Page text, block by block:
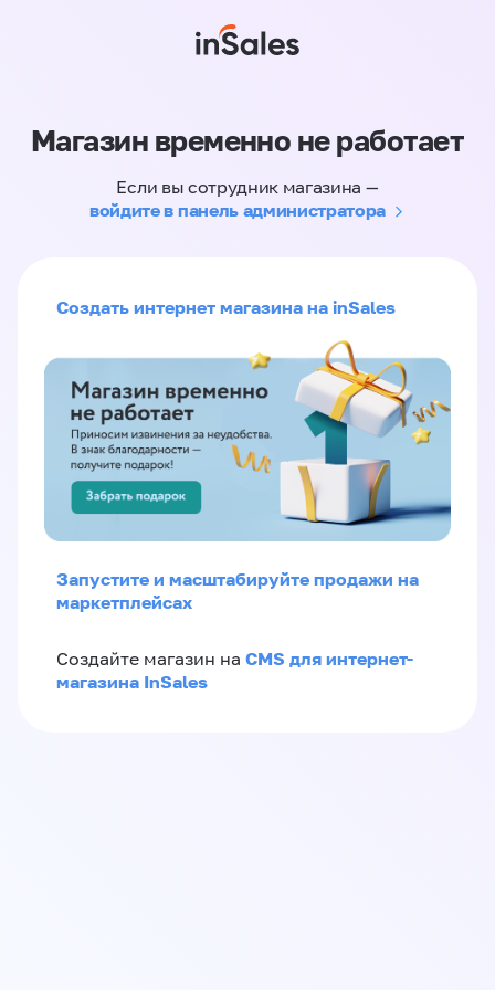
Магазин временно не работает
Если вы сотрудник магазина —
войдите в панель администратора
Создать интернет магазина на inSales
Запустите и масштабируйте продажи на
маркетплейсах
Создайте магазин на CMS для интернет-
магазина InSales